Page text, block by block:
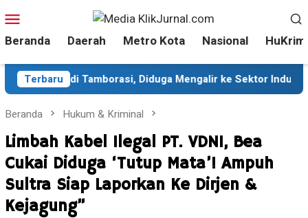
ke
kontenMobile
Beranda Daerah Metro Kota Nasional HuKrim
Terbaru
Marak di Tamborasi, Diduga Mengalir ke Sektor Industri
Beranda Hukum & Kriminal
Limbah Kabel Ilegal PT. VDNI, Bea
Cukai Diduga ‘Tutup Mata’! Ampuh
Sultra Siap Laporkan Ke Dirjen &
Kejagung”